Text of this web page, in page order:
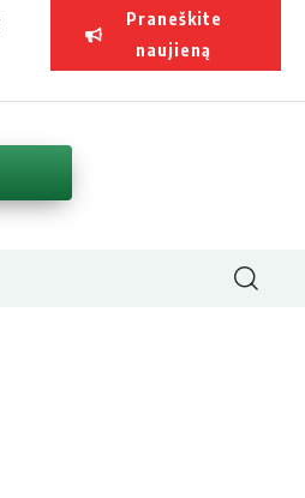
Praneškite
naujieną